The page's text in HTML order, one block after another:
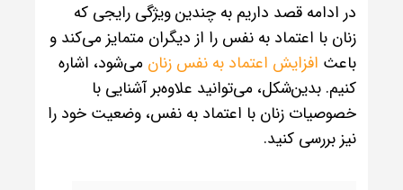
در ادامه قصد داریم به چندین ویژگی رایجی که
زنان با اعتماد به نفس را از دیگران متمایز می‌کند و
باعث افزایش اعتماد به نفس زنان می‌شود، اشاره
کنیم. بدین‌شکل، می‌توانید علاوه‌بر آشنایی با
خصوصیات زنان با اعتماد به نفس، وضعیت خود را
نیز بررسی کنید.